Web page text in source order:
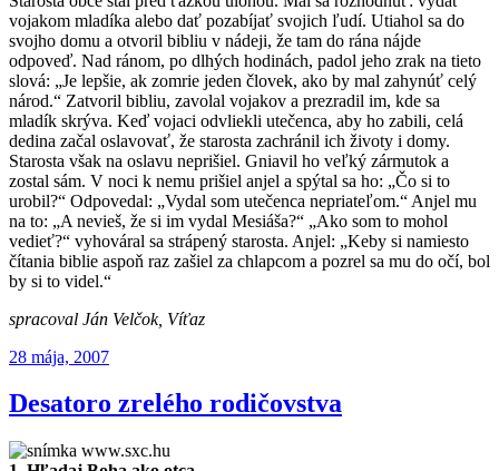
vojakom mladíka alebo dať pozabíjať svojich ľudí. Utiahol sa do
svojho domu a otvoril bibliu v nádeji, že tam do rána nájde
odpoveď. Nad ránom, po dlhých hodinách, padol jeho zrak na tieto
slová: „Je lepšie, ak zomrie jeden človek, ako by mal zahynúť celý
národ.“ Zatvoril bibliu, zavolal vojakov a prezradil im, kde sa
mladík skrýva. Keď vojaci odvliekli utečenca, aby ho zabili, celá
dedina začal oslavovať, že starosta zachránil ich životy i domy.
Starosta však na oslavu neprišiel. Gniavil ho veľký zármutok a
zostal sám. V noci k nemu prišiel anjel a spýtal sa ho: „Čo si to
urobil?“ Odpovedal: „Vydal som utečenca nepriateľom.“ Anjel mu
na to: „A nevieš, že si im vydal Mesiáša?“ „Ako som to mohol
vedieť?“ vyhováral sa strápený starosta. Anjel: „Keby si namiesto
čítania biblie aspoň raz zašiel za chlapcom a pozrel sa mu do očí, bol
by si to videl.“
spracoval Ján Velčok, Víťaz
Publikované
28 mája, 2007
Desatoro zrelého rodičovstva